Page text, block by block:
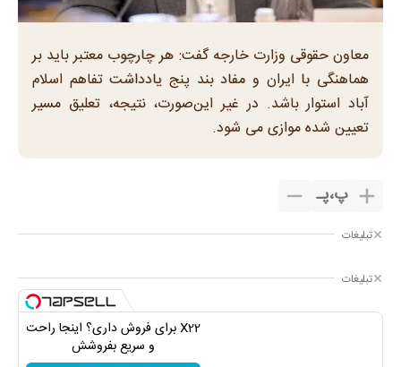
معاون حقوقی وزارت خارجه گفت: هر چارچوب معتبر باید بر
هماهنگی با ایران و مفاد بند پنج یادداشت تفاهم اسلام
آباد استوار باشد. در غیر این‌صورت، نتیجه، تعلیق مسیر
تعیین شده موازی می شود.
پ،پـ
تبلیغات
تبلیغات
X22 برای فروش داری؟ اینجا راحت
و سریع بفروشش